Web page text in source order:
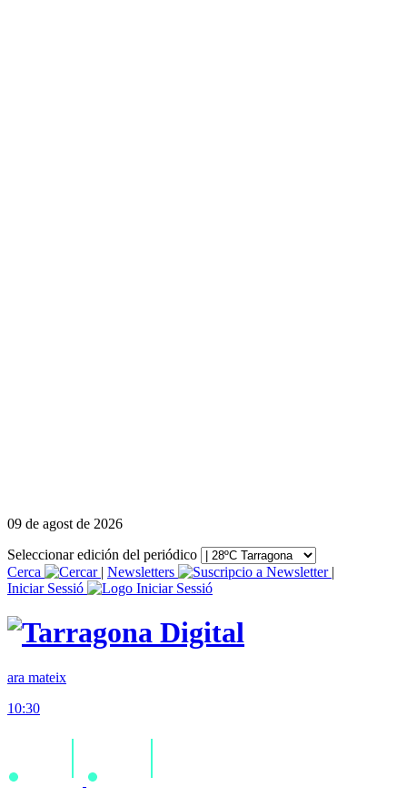
09 de agost de 2026
Seleccionar edición del periódico
Cerca
| Newsletters
|
Iniciar Sessió
ara mateix
10:30